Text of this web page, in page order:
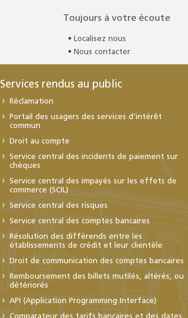
Toujours à votre écoute
Localisez nous
Nous contacter
Services rendus au public
Réclamation
Portail des usagers des services d’intérêt
commun
Droit au compte
Service central des incidents de paiement sur
chèques
Service central des impayés sur les effets de
commerce (SCIL)
Service central des risques
Service central des comptes bancaires
Résolution des différends entre les
établissements de crédit et leur clientèle
Droit de communication des comptes bancaires
Remboursement des billets mutilés, altérés, ou
détériorés
API (Application Programming Interface)
Comparateur des tarifs bancaires et des dates